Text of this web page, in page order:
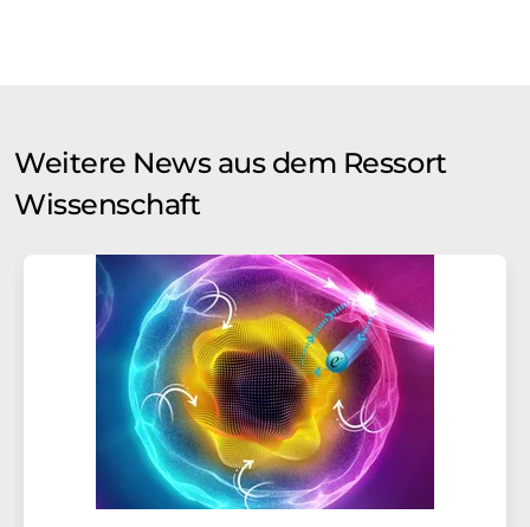
Weitere News aus dem Ressort
Wissenschaft